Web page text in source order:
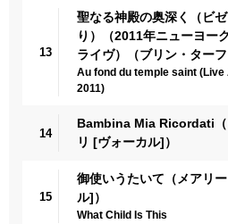
13
聖なる神殿の奥深く（ビ
り）（2011年ニューヨー
ライヴ）（ブリン・ター
Au fond du temple saint
2011)
14
Bambina Mia Ricordati（
リ [ヴォーカル]）
15
御使いうたいて（メアリ
ル]）
What Child Is This